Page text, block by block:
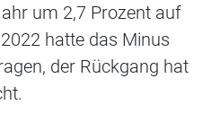
um 2,7 Prozent auf
hatte das Minus
der Rückgang hat